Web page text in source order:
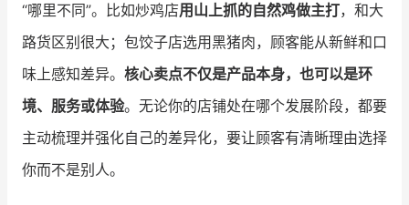
“哪里不同”。比如炒鸡店用山上抓的自然鸡做主打，和大
路货区别很大；包饺子店选用黑猪肉，顾客能从新鲜和口
味上感知差异。 核心卖点不仅是产品本身，也可以是环
境、服务或体验。无论你的店铺处在哪个发展阶段，都要
主动梳理并强化自己的差异化，要让顾客有清晰理由选择
你而不是别人。